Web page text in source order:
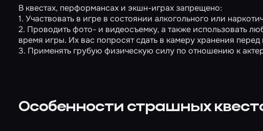
В квестах, перформансах и экшн-играх запрещено:
1. Участвовать в игре в состоянии алкогольного или
2. Проводить фото- и видеосъемку, а также использовать
время игры. Их вас попросят сдать в камеру хранения перед
3. Применять грубую физическую силу по отношению к
Особенности страшных